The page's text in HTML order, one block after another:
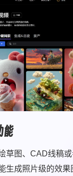
能
草图、CAD线稿
生成照片级的效